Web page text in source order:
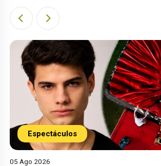
Espectáculos
05 Ago 2026